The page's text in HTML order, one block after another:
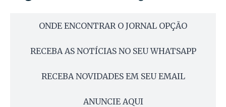
ONDE ENCONTRAR O JORNAL OPÇÃO
RECEBA AS NOTÍCIAS NO SEU WHATSAPP
RECEBA NOVIDADES EM SEU EMAIL
ANUNCIE AQUI